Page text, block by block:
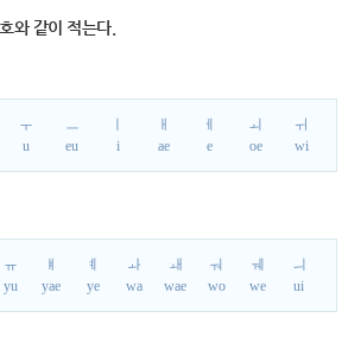
와 같이 적는다.
ㅜ
u
ㅡ
eu
i
ㅐ
ae
ㅔ
e
ㅚ
oe
ㅟ
wi
ㅠ
yu
ㅒ
yae
ㅖ
ye
ㅘ
wa
ㅙ
wae
ㅝ
wo
ㅞ
we
ㅢ
ui